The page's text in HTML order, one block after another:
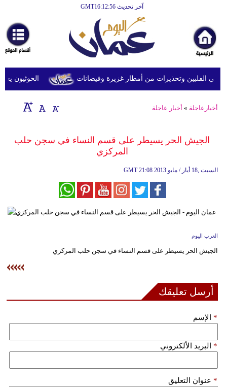
آخر تحديث GMT16:12:56
أخبارعاجلة
رياضة
ثقافة
إقتصاد
وموسيقى
سياحة
إعلام
تعليم
علوم
الحوثيون في الفلبين وتحذيرات من أمطار غزيرة وفيضانات
أخبارعاجلة » أخبار عاجلة
الجيش الحر يسيطر على قسم النساء في سجن حلب
المركزي
GMT 21:08 2013 السبت ,18 أيار / مايو
العرب اليوم
الجيش الحر يسيطر على قسم النساء في سجن حلب المركزي
أرسل تعليقك
الإسم *
البريد الألكتروني *
عنوان التعليق *